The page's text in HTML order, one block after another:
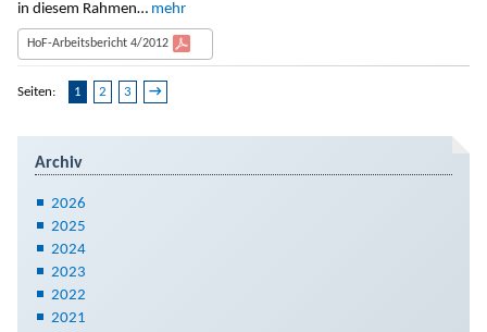
in diesem Rahmen… mehr
HoF-Arbeitsbericht 4/2012
Seiten: 1 2 3 →
Archiv
2026
2025
2024
2023
2022
2021